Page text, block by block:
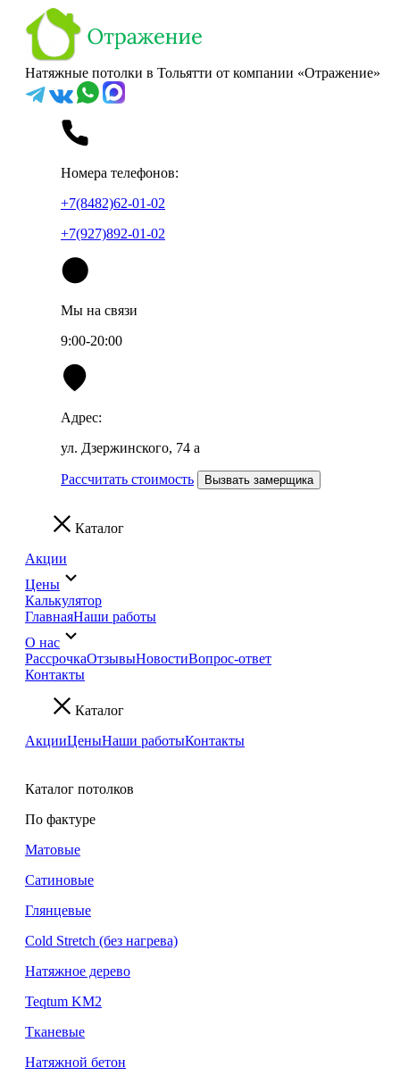
Натяжные потолки в Тольятти от компании «Отражение»
Номера телефонов:
+7(8482)62-01-02
+7(927)892-01-02
Мы на связи
9:00-20:00
Адрес:
ул. Дзержинского, 74 а
Рассчитать стоимость Вызвать замерщика
Каталог
Акции
Цены
Калькулятор
ГлавнаяНаши работы
О нас
РассрочкаОтзывыНовостиВопрос-ответ
Контакты
Каталог
АкцииЦеныНаши работыКонтакты
Каталог потолков
По фактуре
Матовые
Сатиновые
Глянцевые
Cold Stretch (без нагрева)
Натяжное дерево
Teqtum KM2
Тканевые
Натяжной бетон